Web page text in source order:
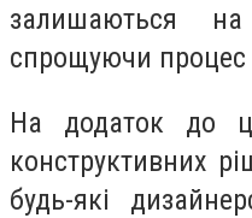
залишаються
спрощуючи
На додаток до
конструктивних
будь-які